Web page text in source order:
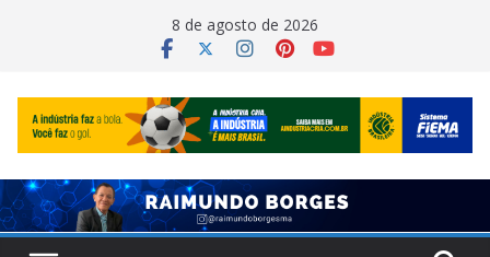
8 de agosto de 2026